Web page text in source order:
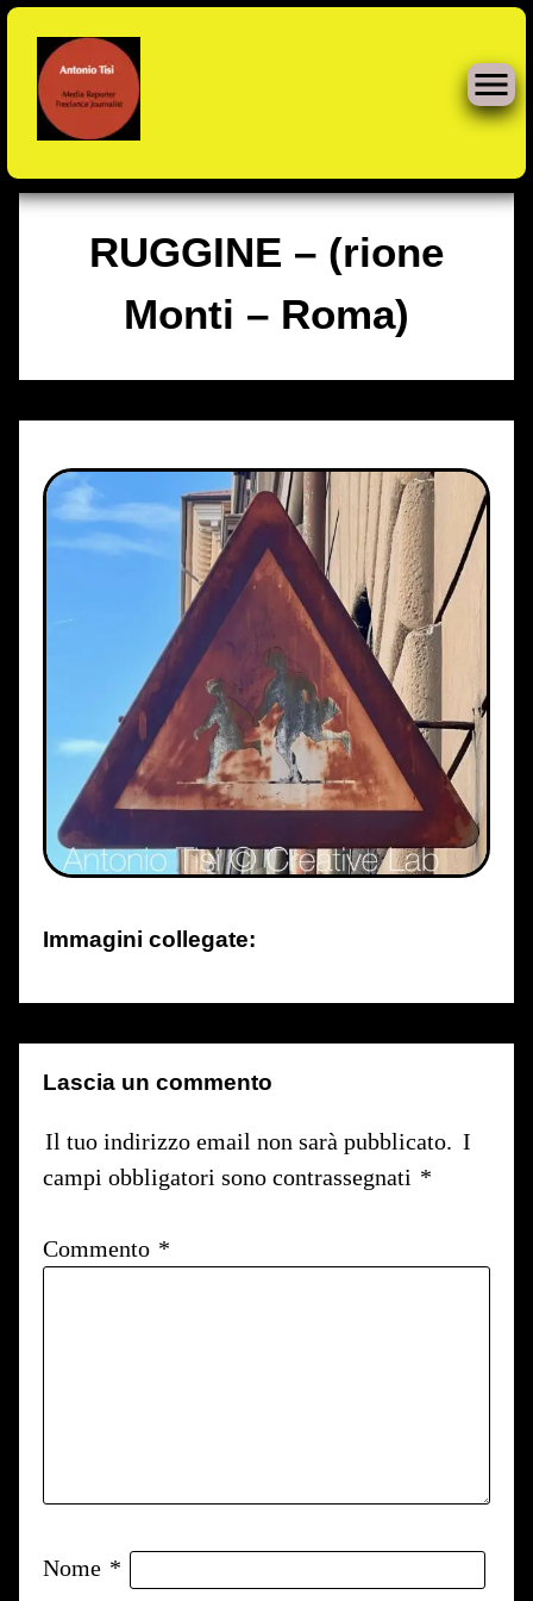
Skip
RUGGINE – (rione
Monti – Roma)
Immagini collegate:
Lascia un commento
Il tuo indirizzo email non sarà pubblicato. I
campi obbligatori sono contrassegnati *
Commento *
Nome *